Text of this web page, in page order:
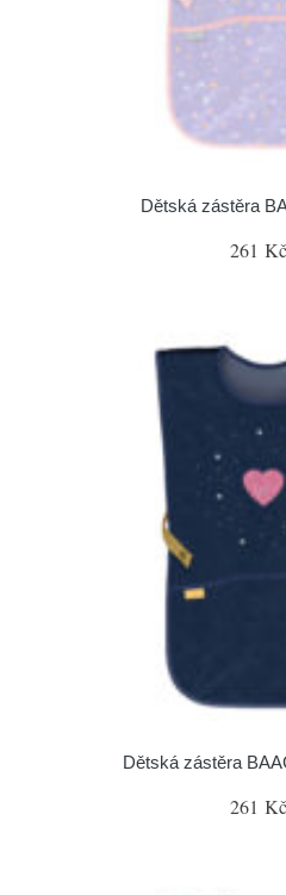
Dětská zástěra
261 Kč
Dětská zástěra
261 Kč